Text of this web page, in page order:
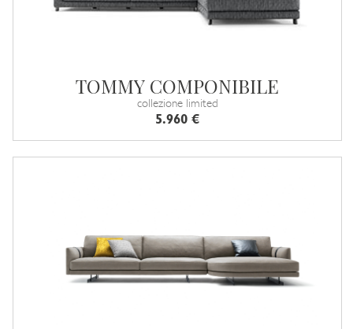
TOMMY COMPONIBILE
collezione limited
5.960 €